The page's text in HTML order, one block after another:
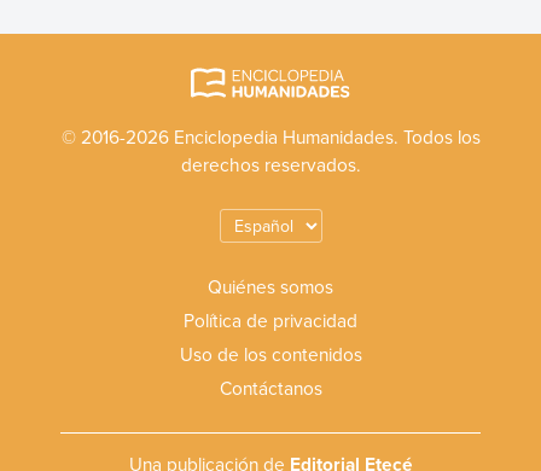
© 2016-2026 Enciclopedia Humanidades. Todos los
derechos reservados.
Quiénes somos
Política de privacidad
Uso de los contenidos
Contáctanos
Una publicación de Editorial Etecé